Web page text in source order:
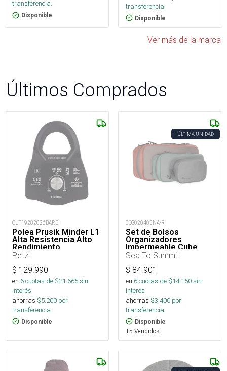
transferencia.
Disponible
transferencia.
Disponible
Ver más de la marca
Últimos Comprados
OUT19282026BARB
Polea Prusik Minder L1
Alta Resistencia Alto
Rendimiento
Petzl
$ 129.990
en 6cuotas de $21.665sin
interés
ahorras $5.200 por
transferencia.
Disponible
ÚLTIMA UNIDAD
COS020405NA-R
Set de Bolsos
Organizadores
Impermeable Cube
Hydraulic
Sea To Summit
$ 84.901
en 6cuotas de $14.150sin
interés
ahorras $3.400 por
transferencia.
Disponible
+5 Vendidos